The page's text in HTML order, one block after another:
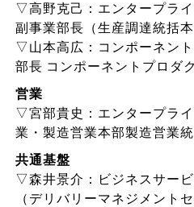
▽高野克己：エンタープラ
副事業部長（生産調達統括本
▽山本高広：コンポーネン
部長 コンポーネントプロダ
営業
▽宮部貴史：エンタープラ
業・製造営業本部製造営業統
共通基盤
▽森井景介：ビジネスサー
（デリバリーマネジメント